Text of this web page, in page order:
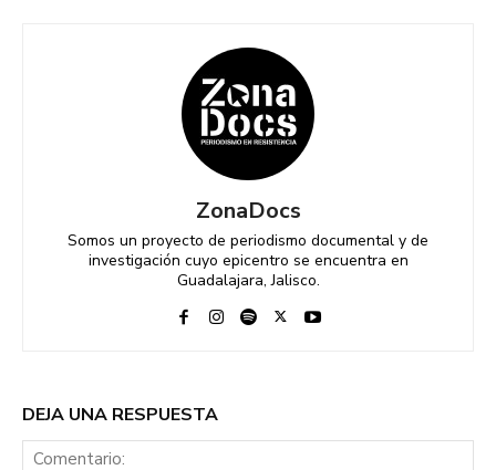
ZonaDocs
Somos un proyecto de periodismo documental y de
investigación cuyo epicentro se encuentra en
Guadalajara, Jalisco.
DEJA UNA RESPUESTA